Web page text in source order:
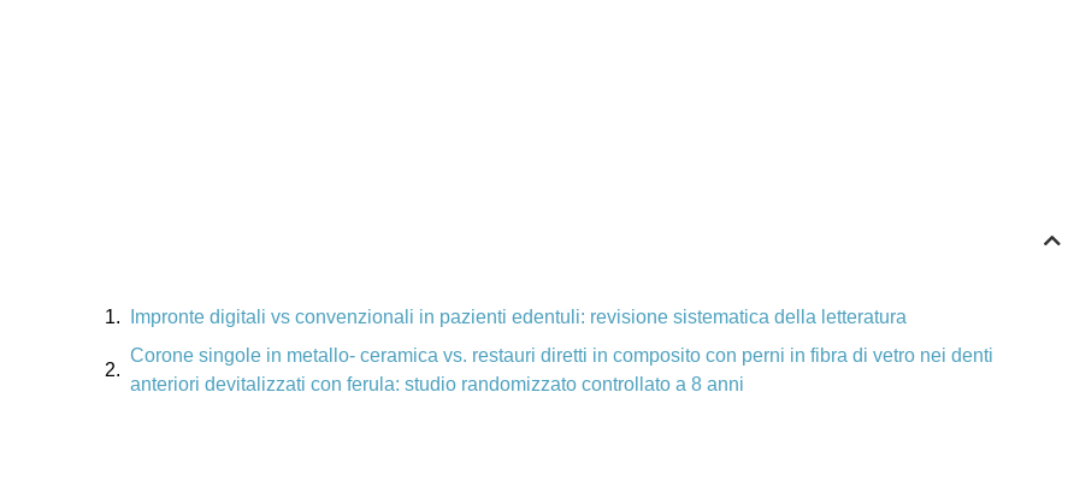
Impronte digitali vs convenzionali in pazienti edentuli: revisione sistematica della letteratura
Corone singole in metallo- ceramica vs. restauri diretti in composito con perni in fibra di vetro nei denti
anteriori devitalizzati con ferula: studio randomizzato controllato a 8 anni